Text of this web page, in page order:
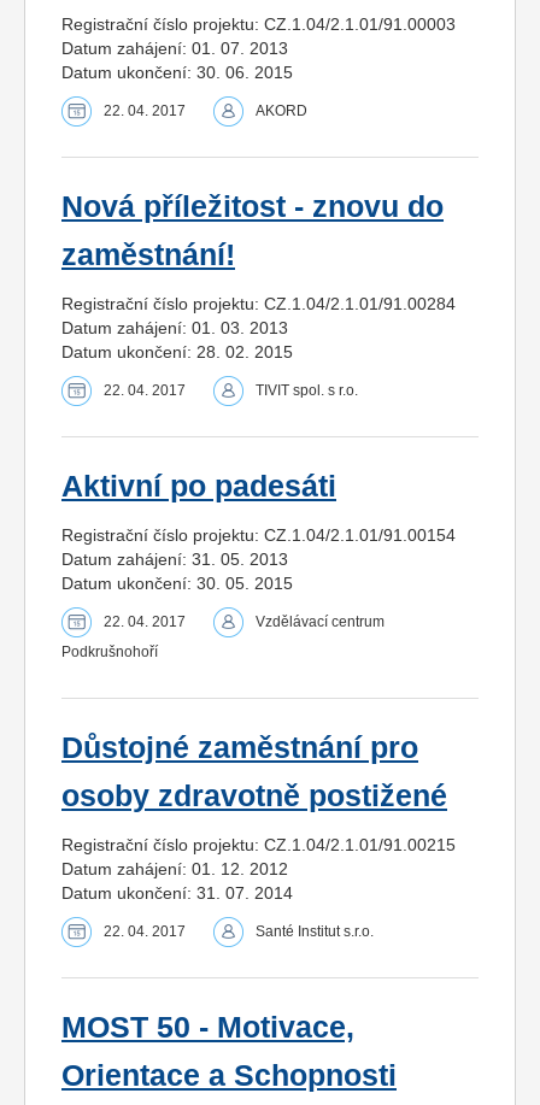
Registrační číslo projektu: CZ.1.04/2.1.01/91.00003
Datum zahájení: 01. 07. 2013
Datum ukončení: 30. 06. 2015
22. 04. 2017 AKORD
Nová příležitost - znovu do
zaměstnání!
Registrační číslo projektu: CZ.1.04/2.1.01/91.00284
Datum zahájení: 01. 03. 2013
Datum ukončení: 28. 02. 2015
22. 04. 2017 TIVIT spol. s r.o.
Aktivní po padesáti
Registrační číslo projektu: CZ.1.04/2.1.01/91.00154
Datum zahájení: 31. 05. 2013
Datum ukončení: 30. 05. 2015
22. 04. 2017
Vzdělávací centrum
Podkrušnohoří
Důstojné zaměstnání pro
osoby zdravotně postižené
Registrační číslo projektu: CZ.1.04/2.1.01/91.00215
Datum zahájení: 01. 12. 2012
Datum ukončení: 31. 07. 2014
22. 04. 2017 Santé Institut s.r.o.
MOST 50 - Motivace,
Orientace a Schopnosti